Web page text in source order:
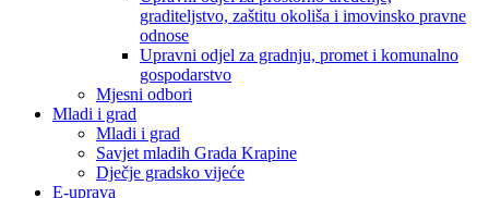
graditeljstvo, zaštitu okoliša i imovinsko pravne
odnose
Upravni odjel za gradnju, promet i komunalno
gospodarstvo
Mjesni odbori
Mladi i grad
Mladi i grad
Savjet mladih Grada Krapine
Dječje gradsko vijeće
E-uprava